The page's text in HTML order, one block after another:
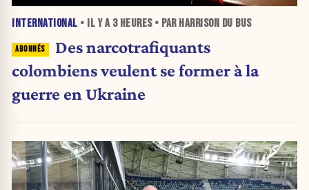
INTERNATIONAL • IL Y A 3 HEURES• PAR HARRISON DU BUS
Des narcotrafiquants
colombiens veulent se former à la
guerre en Ukraine